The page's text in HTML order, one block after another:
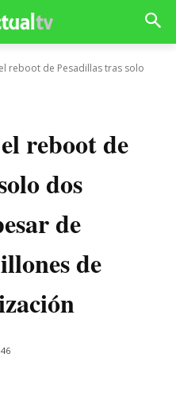
reboot de Pesadillas tras solo
reboot de
dos
de
de